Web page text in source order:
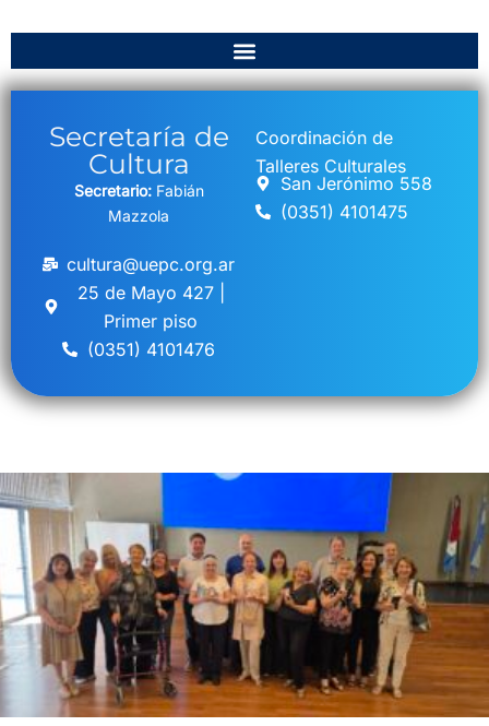
Secretaría de
Cultura
Secretario:Fabián
Mazzola
cultura@uepc.org.ar
25 de Mayo 427 |
Primer piso
(0351) 4101476
Coordinación de
Talleres Culturales
San Jerónimo 558
(0351) 4101475